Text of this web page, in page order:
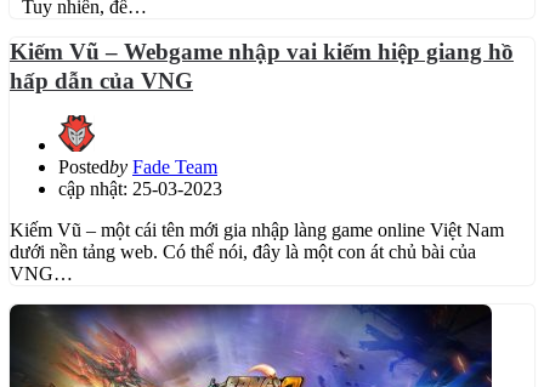
Tuy nhiên, để…
Kiếm Vũ – Webgame nhập vai kiếm hiệp giang hồ
hấp dẫn của VNG
Postedby Fade Team
cập nhật: 25-03-2023
Kiếm Vũ – một cái tên mới gia nhập làng game online Việt Nam
dưới nền tảng web. Có thể nói, đây là một con át chủ bài của
VNG…